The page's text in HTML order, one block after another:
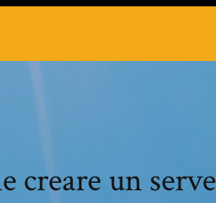
creare un